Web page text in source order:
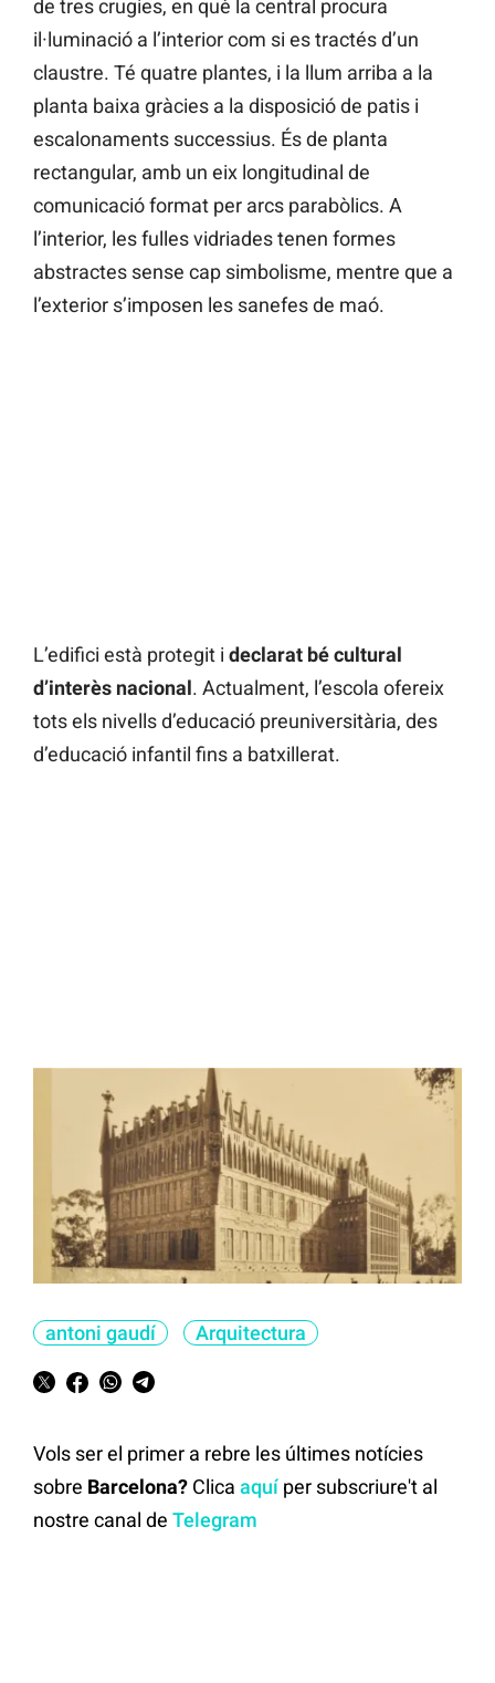
de tres crugies, en què la central procura
il·luminació a l’interior com si es tractés d’un
claustre. Té quatre plantes, i la llum arriba a la
planta baixa gràcies a la disposició de patis i
escalonaments successius. És de planta
rectangular, amb un eix longitudinal de
comunicació format per arcs parabòlics. A
l’interior, les fulles vidriades tenen formes
abstractes sense cap simbolisme, mentre que a
l’exterior s’imposen les sanefes de maó.
L’edifici està protegit i declarat bé cultural
d’interès nacional. Actualment, l’escola ofereix
tots els nivells d’educació preuniversitària, des
d’educació infantil fins a batxillerat.
antoni gaudí Arquitectura
Vols ser el primer a rebre les últimes notícies
sobre Barcelona? Clica aquíper subscriure't al
nostre canal de Telegram